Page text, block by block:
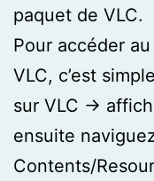
paquet de VLC.
Pour accéder
VLC, c’est
sur VLC ->
ensuite
Contents/